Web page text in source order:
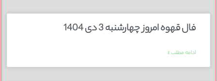
فال قهوه امروز چهارشنبه 3 دی 1404
ادامه مطلب »